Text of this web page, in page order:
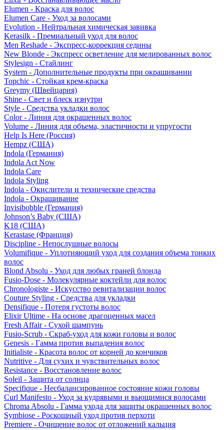
Elumen - Краска для волос
Elumen Care - Уход за волосами
Evolution - Нейтральная химическая завивка
Kerasilk - Премиальный уход для волос
Men Reshade - Экспресс-коррекция седины
New Blonde - Экспресс осветление для мелированных волос
Stylesign - Стайлинг
System - Дополнительные продукты при окрашивании
Topchic - Стойкая крем-краска
Greymy (Швейцария)
Shine - Свет и блеск изнутри
Style - Средства укладки волос
Color - Линия для окрашенных волос
Volume - Линия для объема, эластичности и упругости
Help Is Here (Россия)
Hempz (США)
Indola (Германия)
Indola Act Now
Indola Care
Indola Styling
Indola - Окислители и технические средства
Indola - Окрашивание
Invisibobble (Германия)
Johnson’s Baby (США)
K18 (США)
Kerastase (Франция)
Discipline - Непослушные волосы
Volumifique - Уплотняющий уход для создания объема тонких
волос
Blond Absolu - Уход для любых граней блонда
Fusio-Dose - Молекулярные коктейли для волос
Chronologiste - Искусство ревитализации волос
Couture Styling - Средства для укладки
Densifique - Потеря густоты волос
Elixir Ultime - На основе драгоценных масел
Fresh Affair - Сухой шампунь
Fusio-Scrub - Скраб-уход для кожи головы и волос
Genesis - Гамма против выпадения волос
Initialiste - Красота волос от корней до кончиков
Nutritive - Для сухих и чувствительных волос
Resistance - Восстановление волос
Soleil - Защита от солнца
Specifique - Несбалансированное состояние кожи головы
Curl Manifesto - Уход за кудрявыми и вьющимися волосами
Chroma Absolu - Гамма ухода для защиты окрашенных волос
Symbiose - Роскошный уход против перхоти
Premiere - Очищение волос от отложений кальция